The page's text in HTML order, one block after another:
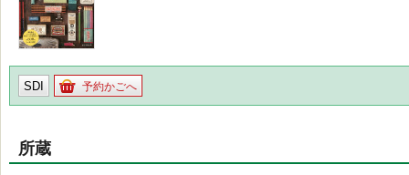
SDI 予約かごへ
所蔵